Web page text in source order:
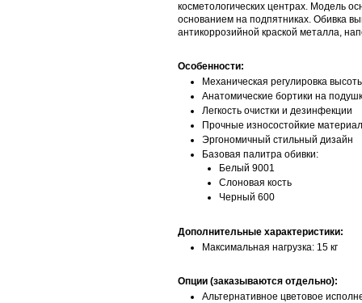
косметологических центрах. Модель
основанием на подпятниках. Обивка
антикоррозийной краской металла,
Особенности:
Механическая регулировка
Анатомические бортики на
Легкость очистки и дезинфекции
Прочные износостойкие
Эргономичный стильный дизайн
Базовая палитра обивки:
Белый 9001
Слоновая кость
Черный 600
Дополнительные характеристики:
Максимальная нагрузка: 15 кг
Опции (заказываются отдельно):
Альтернативное цветовое